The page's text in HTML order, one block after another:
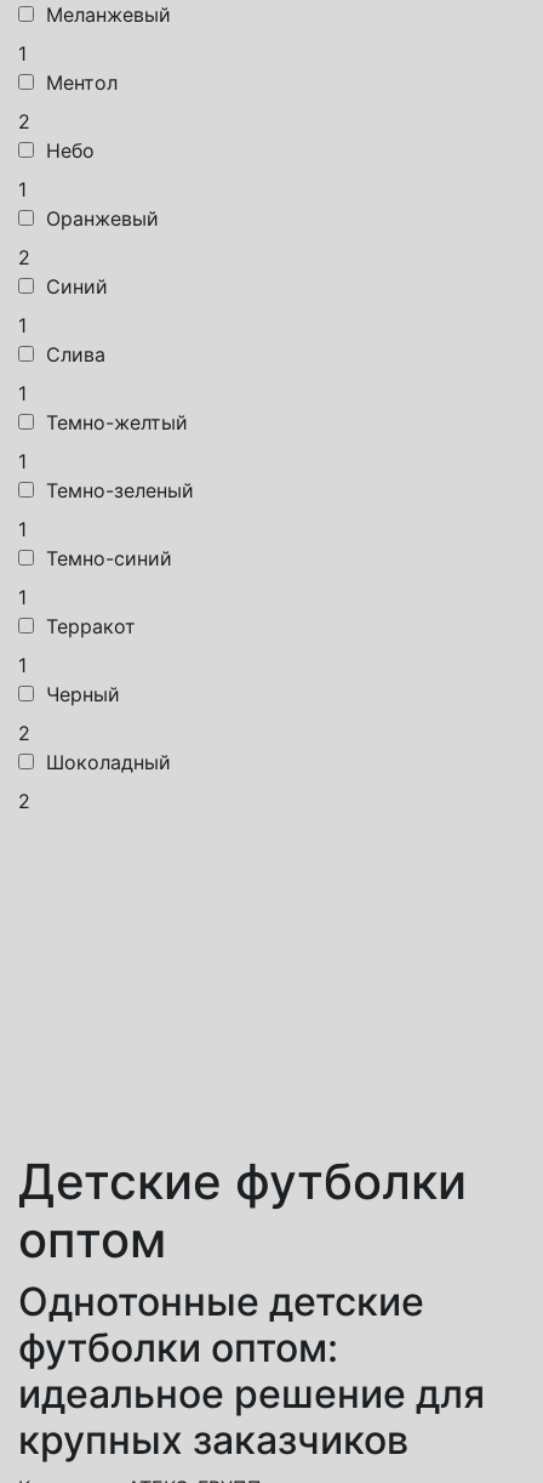
Меланжевый
1
Ментол
2
Небо
1
Оранжевый
2
Синий
1
Слива
1
Темно-желтый
1
Темно-зеленый
1
Темно-синий
1
Терракот
1
Черный
2
Шоколадный
2
Детские футболки
оптом
Однотонные детские
футболки оптом:
идеальное решение для
крупных заказчиков